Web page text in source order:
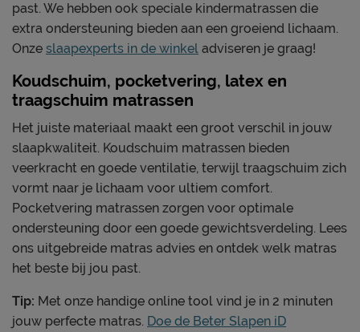
past. We hebben ook speciale kindermatrassen die
extra ondersteuning bieden aan een groeiend lichaam.
Onze slaapexperts in de winkel adviseren je graag!
Koudschuim, pocketvering, latex en
traagschuim matrassen
Het juiste materiaal maakt een groot verschil in jouw
slaapkwaliteit. Koudschuim matrassen bieden
veerkracht en goede ventilatie, terwijl traagschuim zich
vormt naar je lichaam voor ultiem comfort.
Pocketvering matrassen zorgen voor optimale
ondersteuning door een goede gewichtsverdeling. Lees
ons uitgebreide matras advies en ontdek welk matras
het beste bij jou past.
Tip: Met onze handige online tool vind je in 2 minuten
jouw perfecte matras. Doe de Beter Slapen iD